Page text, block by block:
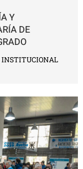
Y
DE
INSTITUCIONAL